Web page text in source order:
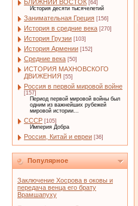
БЛИЖНИЙ ВОСТОК [64]
История десяти тысячелетий
Занимательная Греция [156]
История в средние века [270]
История Грузии [103]
История Армении [152]
Средние века [50]
ИСТОРИЯ МАХНОВСКОГО
ДВИЖЕНИЯ [55]
Россия в первой мировой войне
[157]
Период первой мировой войны был
одним из важнейших рубежей
мировой истории...
СССР [105]
Империя Добра
Россия, Китай и евреи [36]
Популярное
Заключение Хосрова в оковы и
передача венца его брату
Врамшапуху